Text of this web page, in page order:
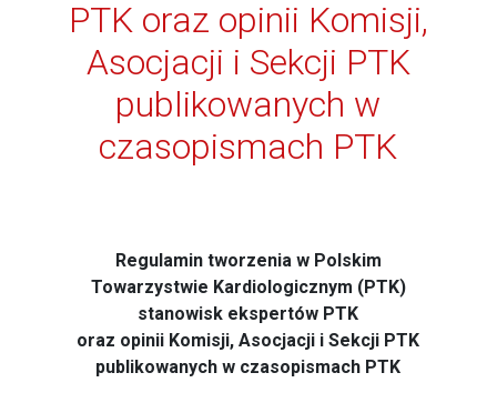
PTK oraz opinii Komisji,
Asocjacji i Sekcji PTK
publikowanych w
czasopismach PTK
Regulamin tworzenia w Polskim
Towarzystwie Kardiologicznym (PTK)
stanowisk ekspertów PTK
oraz opinii Komisji, Asocjacji i Sekcji PTK
publikowanych w czasopismach PTK